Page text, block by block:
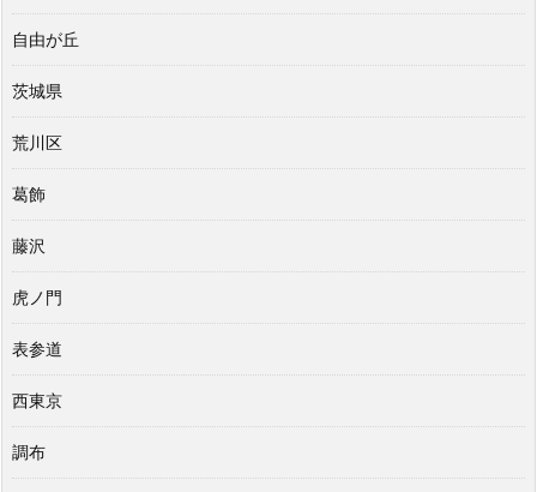
自由が丘
茨城県
荒川区
葛飾
藤沢
虎ノ門
表参道
西東京
調布